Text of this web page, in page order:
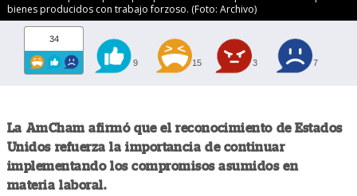
bienes producidos con trabajo forzoso. (Foto: Archivo)
34
9 15 3 7
La AmCham afirmó que el reconocimiento de Estados
Unidos refuerza la importancia de continuar
implementando los compromisos asumidos en
materia laboral.